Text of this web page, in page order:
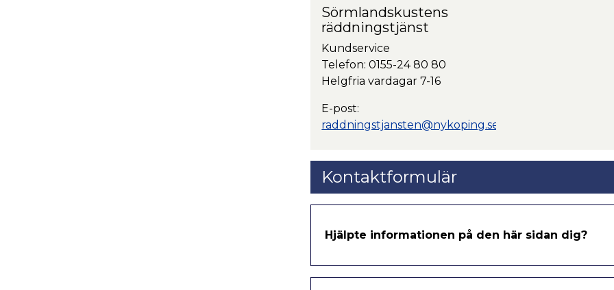
Sörmlandskustens
räddningstjänst
Kundservice
Telefon: 0155-24 80 80
Helgfria vardagar 7-16
E-post:
raddningstjansten@nykoping.se
Kontaktformulär
Hjälpte informationen på den här sidan dig?